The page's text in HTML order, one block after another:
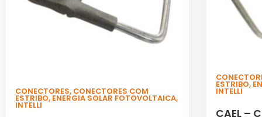
CONECTORES, CONECTORES COM
ESTRIBO, ENERGIA SOLAR FOTOVOLTAICA,
INTELLI
ESTRIBO,
INTELLI
CAEL –